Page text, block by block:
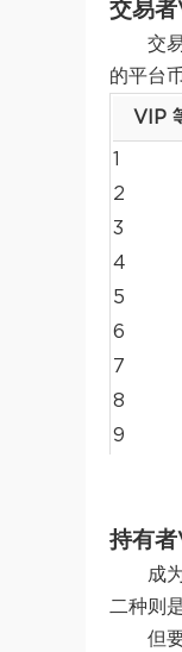
交易者
交
的平台
VIP
1
2
3
4
5
6
7
8
9
持有者
成
二种则
但